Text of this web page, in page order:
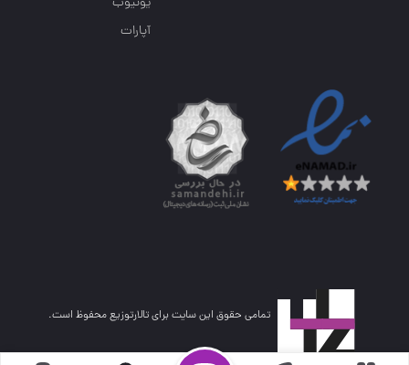
آپارات
تمامی حقوق این سایت برای تالارتوزیع محفوظ است.